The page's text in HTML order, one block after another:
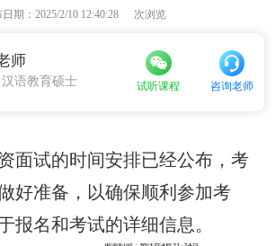
期：2025/2/10 12:40:28 次浏览
师
语教育硕士 试听课程 咨询老师
面试的时间安排已经公布，考
好准备，以确保顺利参加考
报名和考试的详细信息。